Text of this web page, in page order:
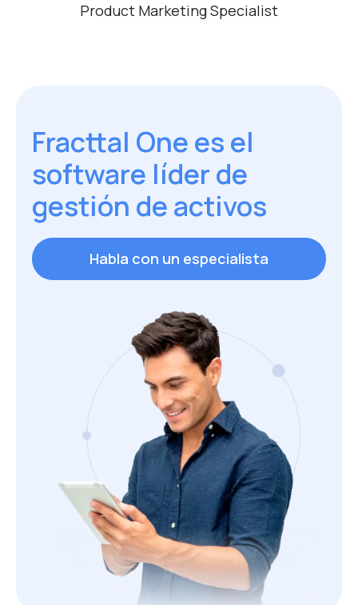
Product Marketing Specialist
Fracttal One es el
software líder de
gestión de activos
Habla con un especialista